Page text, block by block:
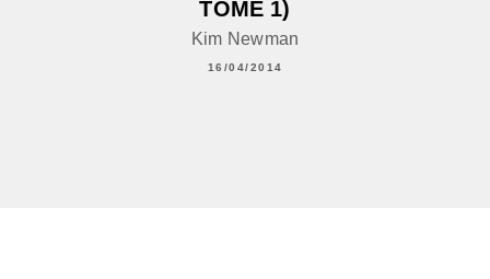
TOME 1)
Kim Newman
16/04/2014